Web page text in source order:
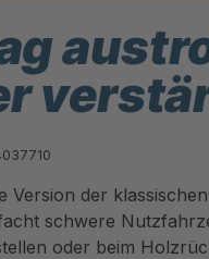
Version der
schwere
oder beim